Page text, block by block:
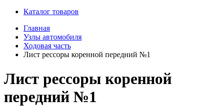
Каталог товаров
Главная
Узлы автомобиля
Ходовая часть
Лист рессоры коренной передний №1
Лист рессоры коренной
передний №1